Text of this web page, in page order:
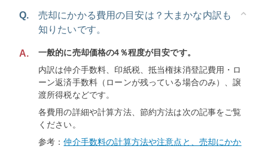
Q.
売却にかかる費用の目安は？大まかな内訳も
知りたいです。
A.
一般的に売却価格の4％程度が目安です。
内訳は仲介手数料、印紙税、抵当権抹消登記費用・ロ
ーン返済手数料（ローンが残っている場合のみ）、譲
渡所得税などです。
各費用の詳細や計算方法、節約方法は次の記事をご覧
ください。
参考：仲介手数料の計算方法や注意点と、売却にかか